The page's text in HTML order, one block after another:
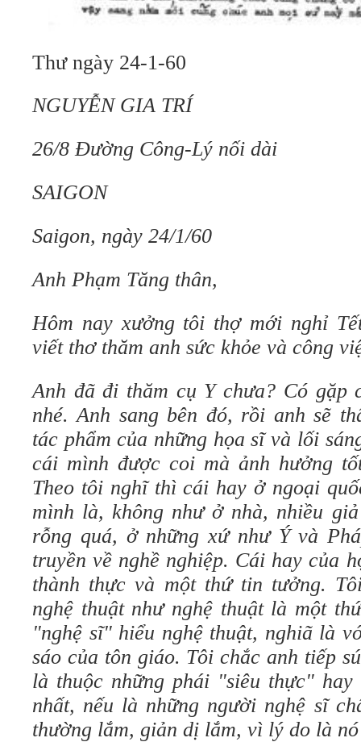
Thư ngày 24-1-60
NGUYỄN GIA TRÍ
26/8 Đường Công-Lý nối dài
SAIGON
Saigon, ngày 24/1/60
Anh Phạm Tăng thân,
Hôm nay xưởng tôi thợ mới nghỉ
viết thơ thăm anh sức khỏe và công
Anh đã đi thăm cụ Y chưa? Có gặp
nhé. Anh sang bên đó, rồi anh sẽ
tác phẩm của những họa sĩ và lối
cái mình được coi mà ảnh hưởng
Theo tôi nghĩ thì cái hay ở ngoại
mình là, không như ở nhà, nhiều
rỗng quá, ở những xứ như Ý và
truyền về nghề nghiệp. Cái hay của
thành thực và một thứ tin tưởng.
nghệ thuật như nghệ thuật là một
"nghệ sĩ" hiểu nghệ thuật, nghiã là
sáo của tôn giáo. Tôi chắc anh tiếp
là thuộc những phái "siêu thực"
nhất, nếu là những người nghệ sĩ
thường lắm, giản dị lắm, vì lý do là